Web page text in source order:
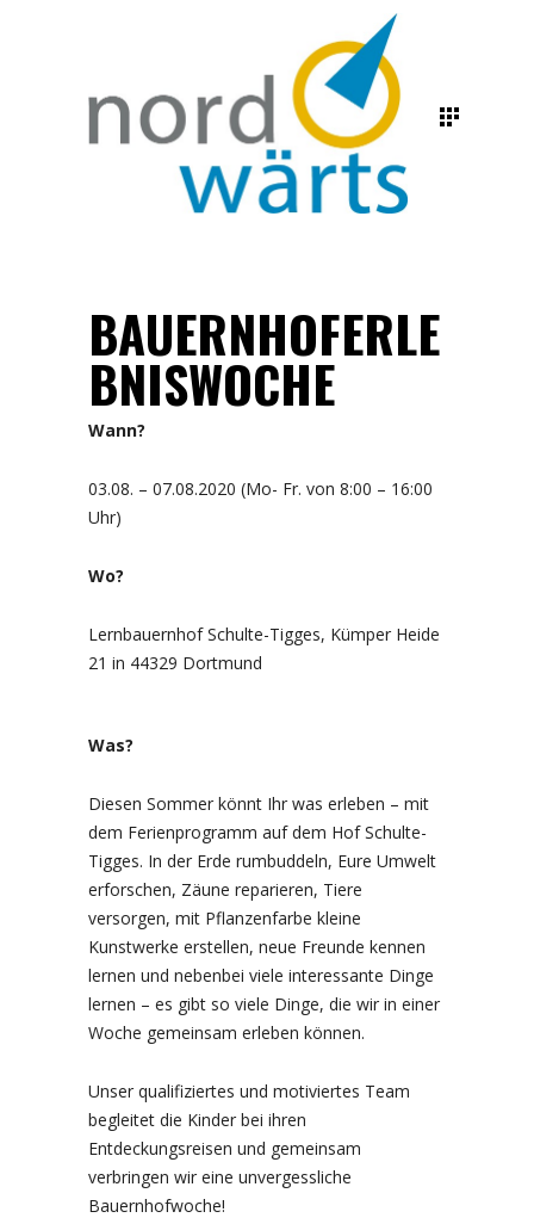
BAUERNHOFERLE
BNISWOCHE
Wann?
03.08. – 07.08.2020 (Mo- Fr. von 8:00 – 16:00
Uhr)
Wo?
Lernbauernhof Schulte-Tigges, Kümper Heide
21 in 44329 Dortmund
Was?
Diesen Sommer könnt Ihr was erleben – mit
dem Ferienprogramm auf dem Hof Schulte-
Tigges. In der Erde rumbuddeln, Eure Umwelt
erforschen, Zäune reparieren, Tiere
versorgen, mit Pflanzenfarbe kleine
Kunstwerke erstellen, neue Freunde kennen
lernen und nebenbei viele interessante Dinge
lernen – es gibt so viele Dinge, die wir in einer
Woche gemeinsam erleben können.
Unser qualifiziertes und motiviertes Team
begleitet die Kinder bei ihren
Entdeckungsreisen und gemeinsam
verbringen wir eine unvergessliche
Bauernhofwoche!